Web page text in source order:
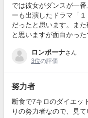
では彼女がダンスが一
ーも出演したドラマ「
だったと思います。ま
と思いますが面白かった
ロンポーナさん
3位の評価
努力者
断食で7キロのダイエッ
りの努力者なので、見